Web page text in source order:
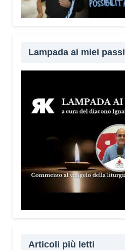
Lampada ai miei passi
Articoli più letti